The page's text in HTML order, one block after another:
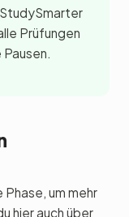
Prüfungen
um mehr
hier auch über